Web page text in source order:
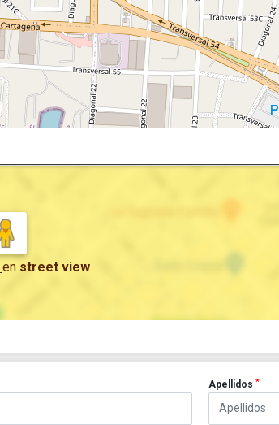
en street view
Apellidos *